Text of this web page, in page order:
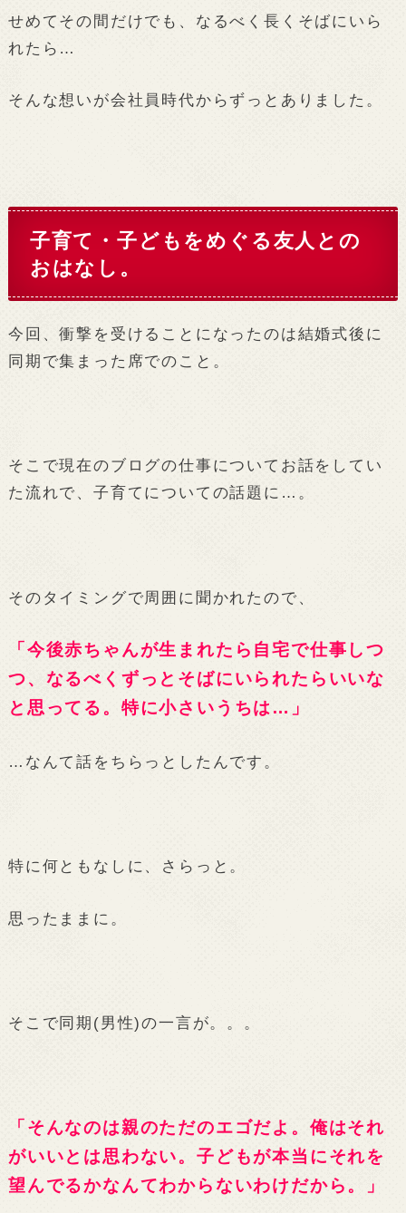
せめてその間だけでも、なるべく長くそばにいら
れたら…
そんな想いが会社員時代からずっとありました。
子育て・子どもをめぐる友人との
おはなし。
今回、衝撃を受けることになったのは結婚式後に
同期で集まった席でのこと。
そこで現在のブログの仕事についてお話をしてい
た流れで、子育てについての話題に…。
そのタイミングで周囲に聞かれたので、
「今後赤ちゃんが生まれたら自宅で仕事しつ
つ、なるべくずっとそばにいられたらいいな
と思ってる。特に小さいうちは…」
…なんて話をちらっとしたんです。
特に何ともなしに、さらっと。
思ったままに。
そこで同期(男性)の一言が。。。
「そんなのは親のただのエゴだよ。俺はそれ
がいいとは思わない。子どもが本当にそれを
望んでるかなんてわからないわけだから。」